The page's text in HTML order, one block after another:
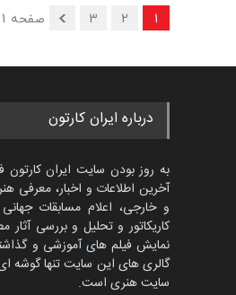
1
2
3 صفحه 1 از 3
درباره ایران کارتون
به روز بودن سایت ایران کارتون
آخرین اطلاعات و اخبار، معرفی
و خارجی، اعلام مسابقات
کاریکاتور و تحلیل و بررسی آثار
نمایش فیلم های آموزشی و
گالری های این سایت تنها گوشه
سایت هنری است.